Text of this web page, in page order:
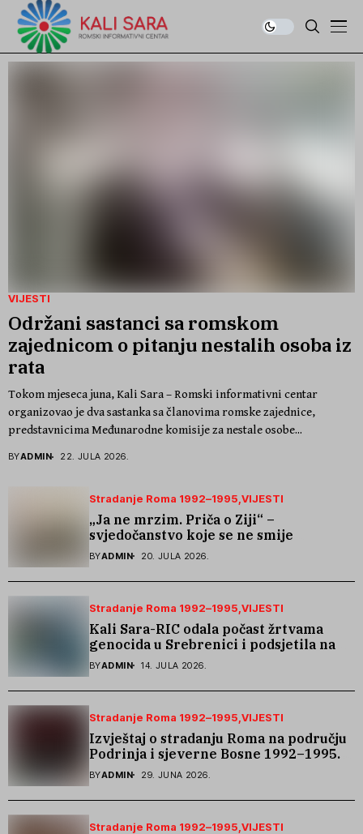
VIJESTI
Održani sastanci sa romskom
zajednicom o pitanju nestalih osoba iz
rata
Tokom mjeseca juna, Kali Sara – Romski informativni centar
organizovao je dva sastanka sa članovima romske zajednice,
predstavnicima Međunarodne komisije za nestale osobe...
BYADMIN 22. JULA 2026.
Stradanje Roma 1992–1995 VIJESTI
„Ja ne mrzim. Priča o Ziji“ –
svjedočanstvo koje se ne smije
zaboraviti
BYADMIN 20. JULA 2026.
Stradanje Roma 1992–1995 VIJESTI
Kali Sara-RIC odala počast žrtvama
genocida u Srebrenici i podsjetila na
stradanje Roma iz Skočića
BYADMIN 14. JULA 2026.
Stradanje Roma 1992–1995 VIJESTI
Izvještaj o stradanju Roma na području
Podrinja i sjeverne Bosne 1992–1995.
godine
BYADMIN 29. JUNA 2026.
Stradanje Roma 1992–1995 VIJESTI